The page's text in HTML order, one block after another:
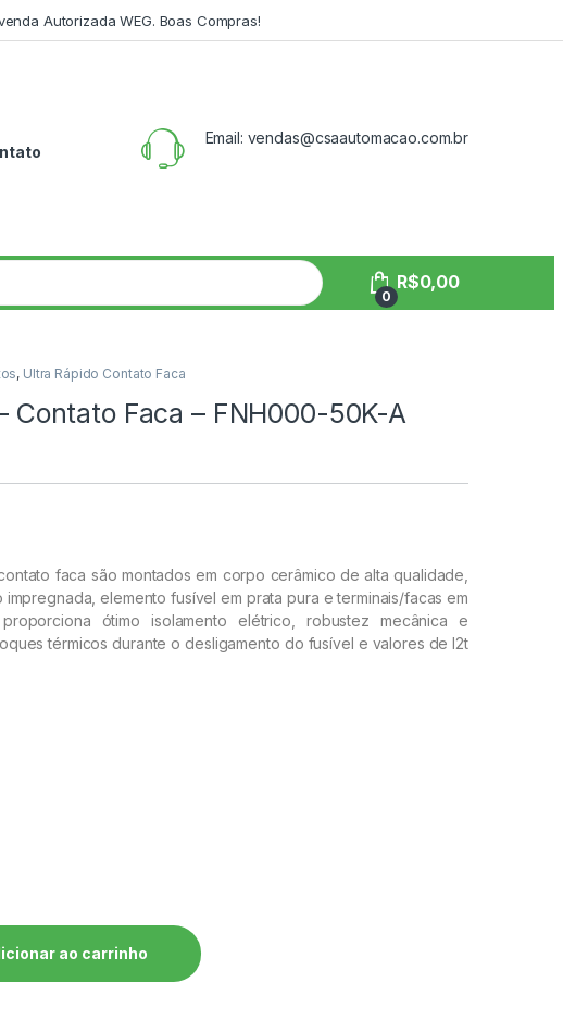
Autorizada WEG. Boas Compras!
Email: vendas@csaautomacao.com.br
0
R$0,00
, Ultra Rápido Contato Faca
Contato Faca – FNH000-50K-A
faca são montados em corpo cerâmico de alta qualidade,
elemento fusível em prata pura e terminais/facas em
ótimo isolamento elétrico, robustez mecânica e
térmicos durante o desligamento do fusível e valores de I2t
FNH000-50K-A WEG quantidade
ao carrinho